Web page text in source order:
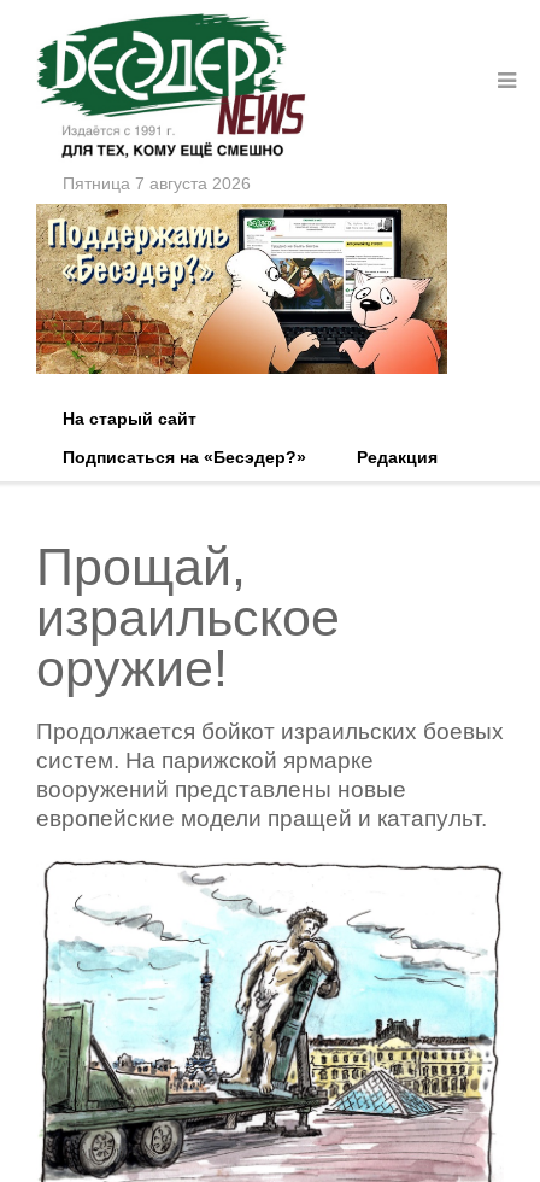
Пятница 7 августа 2026
На старый сайт
Подписаться на «Бесэдер?»
Редакция
Прощай,
израильское
оружие!
Продолжается бойкот израильских боевых
систем. На парижской ярмарке
вооружений представлены новые
европейские модели пращей и катапульт.